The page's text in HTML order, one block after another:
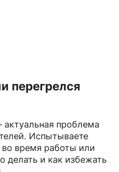
перегрелся
проблема
Испытываете
во время работы или
делать и как избежать